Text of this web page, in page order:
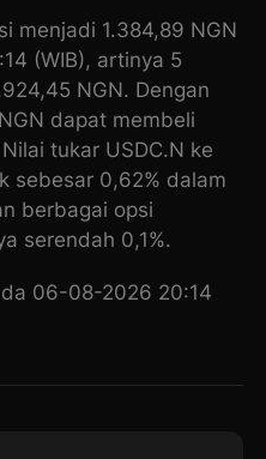
menjadi 1.384,89 NGN
(WIB), artinya 5
NGN. Dengan
dapat membeli
tukar USDC.N ke
sebesar 0,62% dalam
berbagai opsi
serendah 0,1%.
06-08-2026 20:14